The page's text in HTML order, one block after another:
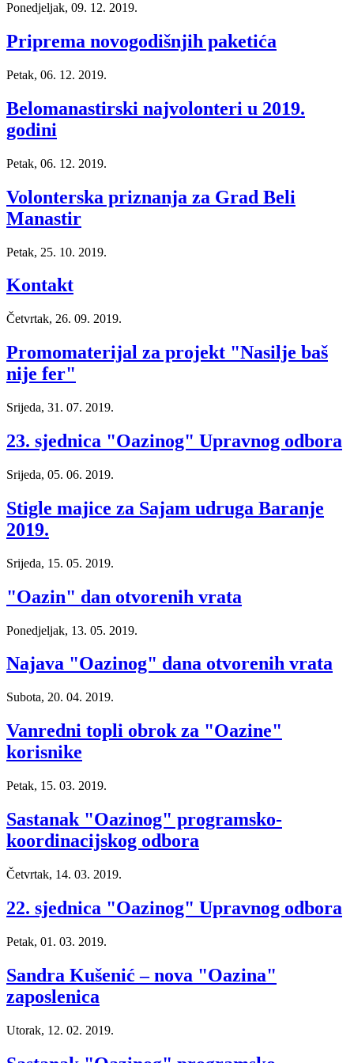
Ponedjeljak, 09. 12. 2019.
Priprema novogodišnjih paketića
Petak, 06. 12. 2019.
Belomanastirski najvolonteri u 2019.
godini
Petak, 06. 12. 2019.
Volonterska priznanja za Grad Beli
Manastir
Petak, 25. 10. 2019.
Kontakt
Četvrtak, 26. 09. 2019.
Promomaterijal za projekt "Nasilje baš
nije fer"
Srijeda, 31. 07. 2019.
23. sjednica "Oazinog" Upravnog odbora
Srijeda, 05. 06. 2019.
Stigle majice za Sajam udruga Baranje
2019.
Srijeda, 15. 05. 2019.
"Oazin" dan otvorenih vrata
Ponedjeljak, 13. 05. 2019.
Najava "Oazinog" dana otvorenih vrata
Subota, 20. 04. 2019.
Vanredni topli obrok za "Oazine"
korisnike
Petak, 15. 03. 2019.
Sastanak "Oazinog" programsko-
koordinacijskog odbora
Četvrtak, 14. 03. 2019.
22. sjednica "Oazinog" Upravnog odbora
Petak, 01. 03. 2019.
Sandra Kušenić – nova "Oazina"
zaposlenica
Utorak, 12. 02. 2019.